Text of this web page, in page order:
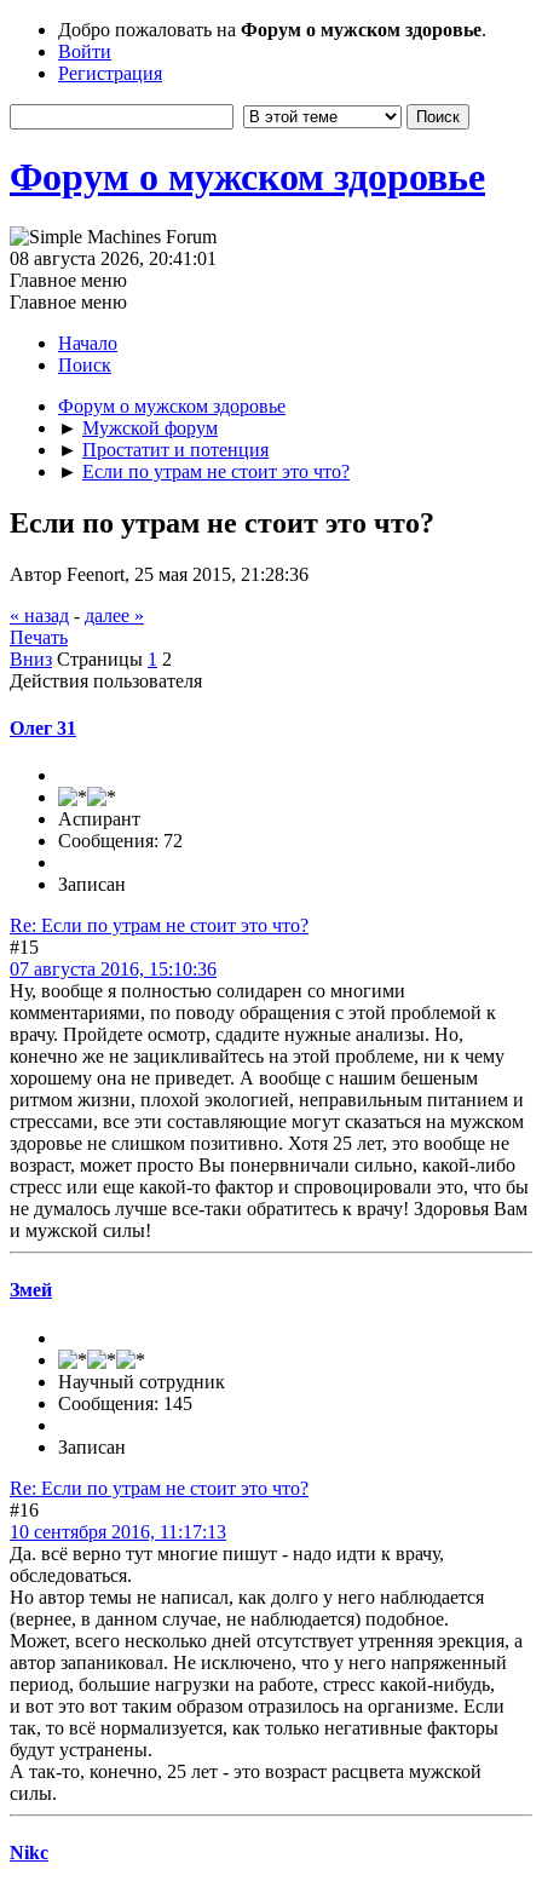
Добро пожаловать на Форум о мужском здоровье.
Войти
Регистрация
Форум о мужском здоровье
08 августа 2026, 20:41:01
Главное меню
Главное меню
Начало
Поиск
Форум о мужском здоровье
► Мужской форум
► Простатит и потенция
► Если по утрам не стоит это что?
Если по утрам не стоит это что?
Автор Feenort, 25 мая 2015, 21:28:36
« назад - далее »
Печать
Вниз Страницы 1 2
Действия пользователя
Олег 31
Аспирант
Сообщения: 72
Записан
Re: Если по утрам не стоит это что?
#15
07 августа 2016, 15:10:36
Ну, вообще я полностью солидарен со многими
комментариями, по поводу обращения с этой проблемой к
врачу. Пройдете осмотр, сдадите нужные анализы. Но,
конечно же не зацикливайтесь на этой проблеме, ни к чему
хорошему она не приведет. А вообще с нашим бешеным
ритмом жизни, плохой экологией, неправильным питанием и
стрессами, все эти составляющие могут сказаться на мужском
здоровье не слишком позитивно. Хотя 25 лет, это вообще не
возраст, может просто Вы понервничали сильно, какой-либо
стресс или еще какой-то фактор и спровоцировали это, что бы
не думалось лучше все-таки обратитесь к врачу! Здоровья Вам
и мужской силы!
Змей
Научный сотрудник
Сообщения: 145
Записан
Re: Если по утрам не стоит это что?
#16
10 сентября 2016, 11:17:13
Да. всё верно тут многие пишут - надо идти к врачу,
обследоваться.
Но автор темы не написал, как долго у него наблюдается
(вернее, в данном случае, не наблюдается) подобное.
Может, всего несколько дней отсутствует утренняя эрекция, а
автор запаниковал. Не исключено, что у него напряженный
период, большие нагрузки на работе, стресс какой-нибудь,
и вот это вот таким образом отразилось на организме. Если
так, то всё нормализуется, как только негативные факторы
будут устранены.
А так-то, конечно, 25 лет - это возраст расцвета мужской
силы.
Nikc